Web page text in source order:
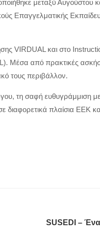
μεταξύ Αυγούστου
Επαγγελματικής
VIRDUAL και στο
Μέσα από πρακτικές
τους περιβάλλον.
τη σαφή ευθυγράμμιση
διαφορετικά πλαίσια ΕΕΚ
SUSEDI –